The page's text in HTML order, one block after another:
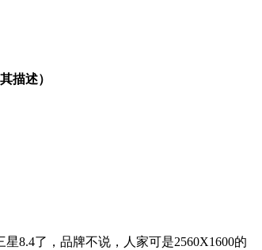
描述）
8.4了，品牌不说，人家可是2560X1600的